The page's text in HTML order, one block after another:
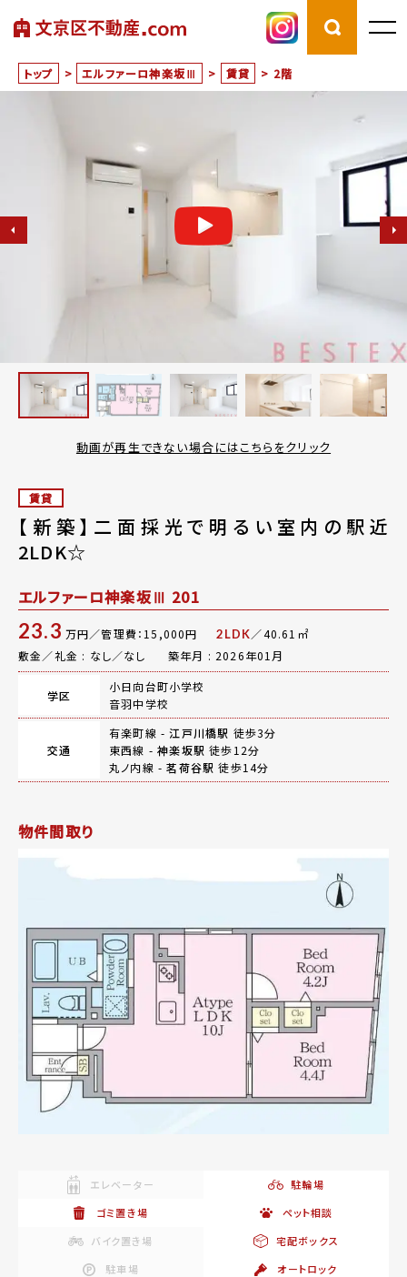
トップ > エルファーロ神楽坂Ⅲ > 賃貸 > 2階
動画が再生できない場合にはこちらをクリック
賃貸
【新築】二面採光で明るい室内の駅近
2LDK☆
エルファーロ神楽坂Ⅲ 201
23.3 万円／管理費：15,000円 2LDK／40.61㎡
敷金／礼金 : なし／なし
築年月 : 2026年01月
学区
小日向台町小学校
音羽中学校
交通
有楽町線 -江戸川橋駅 徒歩3分
東西線 -神楽坂駅 徒歩12分
丸ノ内線 -茗荷谷駅 徒歩14分
物件間取り
エレベーター
駐輪場
ゴミ置き場
ペット相談
バイク置き場
宅配ボックス
駐車場
オートロック